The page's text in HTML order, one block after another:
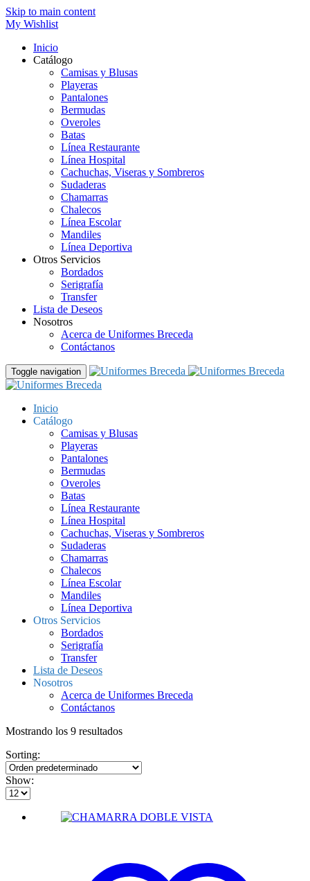
Skip to main content
My Wishlist
Inicio
Catálogo
Camisas y Blusas
Playeras
Pantalones
Bermudas
Overoles
Batas
Línea Restaurante
Línea Hospital
Cachuchas, Viseras y Sombreros
Sudaderas
Chamarras
Chalecos
Línea Escolar
Mandiles
Línea Deportiva
Otros Servicios
Bordados
Serigrafía
Transfer
Lista de Deseos
Nosotros
Acerca de Uniformes Breceda
Contáctanos
Toggle navigation
Inicio
Catálogo
Camisas y Blusas
Playeras
Pantalones
Bermudas
Overoles
Batas
Línea Restaurante
Línea Hospital
Cachuchas, Viseras y Sombreros
Sudaderas
Chamarras
Chalecos
Línea Escolar
Mandiles
Línea Deportiva
Otros Servicios
Bordados
Serigrafía
Transfer
Lista de Deseos
Nosotros
Acerca de Uniformes Breceda
Contáctanos
Mostrando los 9 resultados
Sorting:
Show: